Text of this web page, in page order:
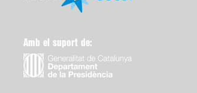
Amb el suport de: